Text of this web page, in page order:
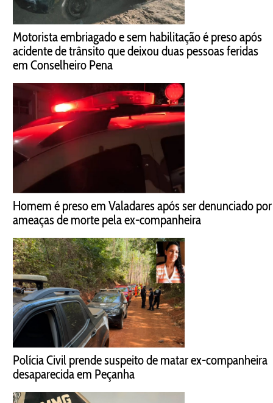
Motorista embriagado e sem habilitação é preso após
acidente de trânsito que deixou duas pessoas feridas
em Conselheiro Pena
Homem é preso em Valadares após ser denunciado por
ameaças de morte pela ex-companheira
Polícia Civil prende suspeito de matar ex-companheira
desaparecida em Peçanha